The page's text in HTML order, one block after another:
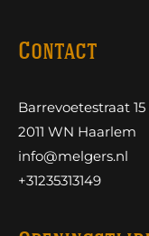
Contact
Barrevoetestraat 15
2011 WN Haarlem
info@melgers.nl
+31235313149